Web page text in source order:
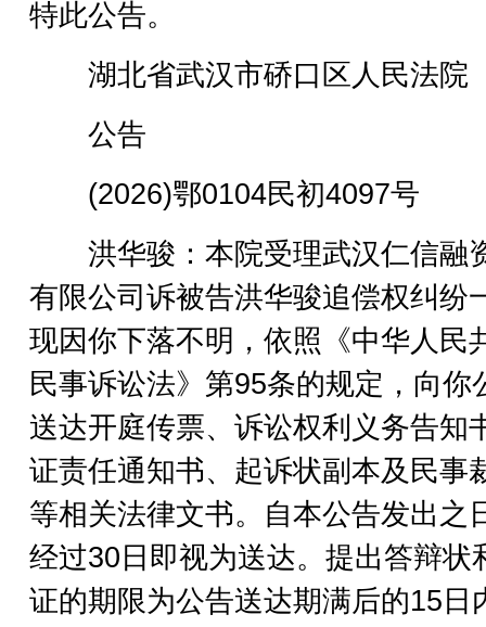
特此公告。
湖北省武汉市硚口区人民法院
公告
(2026)鄂0104民初4097号
洪华骏：本院受理武汉仁信融
有限公司诉被告洪华骏追偿权纠纷
现因你下落不明，依照《中华人民
民事诉讼法》第95条的规定，向你
送达开庭传票、诉讼权利义务告知
证责任通知书、起诉状副本及民事
等相关法律文书。自本公告发出之
经过30日即视为送达。提出答辩状
证的期限为公告送达期满后的15日